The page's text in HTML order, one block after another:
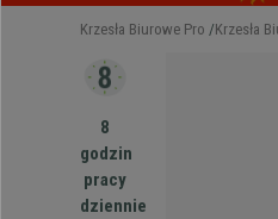
Krzesła Biurowe Pro Krzesła
8
godzin
pracy
dziennie